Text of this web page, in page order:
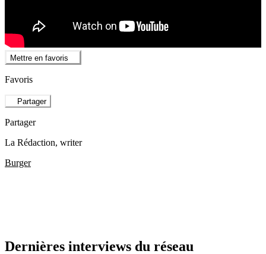
Mettre en favoris
Favoris
Partager
Partager
La Rédaction, writer
Burger
Dernières interviews du réseau